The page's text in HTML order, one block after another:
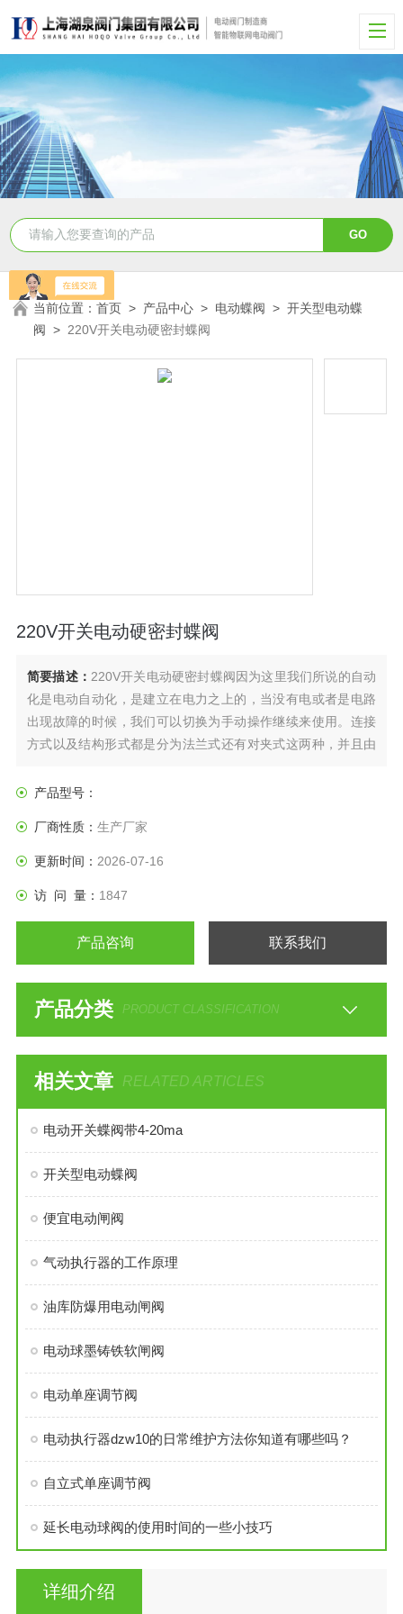
当前位置：首页 > 产品中心 > 电动蝶阀 >开关型电动蝶
阀 > 220V开关电动硬密封蝶阀
220V开关电动硬密封蝶阀
简要描述： 220V开关电动硬密封蝶阀因为这里我们所说的自动
化是电动自动化，是建立在电力之上的，当没有电或者是电路
出现故障的时候，我们可以切换为手动操作继续来使用。连接
方式以及结构形式都是分为法兰式还有对夹式这两种，并且由
也是十分简单的，并且我们日常生活中难免会出现停电的情
产品型号：
厂商性质： 生产厂家
更新时间： 2026-07-16
访 问 量： 1847
产品咨询 联系我们
产品分类 PRODUCT CLASSIFICATION
相关文章 RELATED ARTICLES
电动开关蝶阀带4-20ma
开关型电动蝶阀
便宜电动闸阀
气动执行器的工作原理
油库防爆用电动闸阀
电动球墨铸铁软闸阀
电动单座调节阀
电动执行器dzw10的日常维护方法你知道有哪些吗？
自立式单座调节阀
延长电动球阀的使用时间的一些小技巧
详细介绍